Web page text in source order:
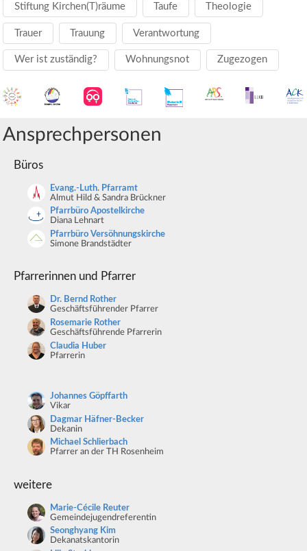
Stiftung Kirchen(T)räume Taufe Theologie
Trauer Trauung Verantwortung
Wer ist zuständig? Wohnungsnot Zugezogen
Ansprechpersonen
Büros
Evang.-Luth. Pfarramt
Almut Hild & Sandra Brückner
Pfarrbüro Apostelkirche
Diana Lehnart
Pfarrbüro Versöhnungskirche
Simone Brandstädter
Pfarrerinnen und Pfarrer
Dr. Bernd Rother
Geschäftsführender Pfarrer
Rosemarie Rother
Geschäftsführende Pfarrerin
Claudia Huber
Pfarrerin
Johannes Göpffarth
Vikar
Dagmar Häfner-Becker
Dekanin
Michael Schlierbach
Pfarrer an der TH Rosenheim
weitere
Marie-Cécile Reuter
Gemeindejugendreferentin
Seonghyang Kim
Dekanatskantorin